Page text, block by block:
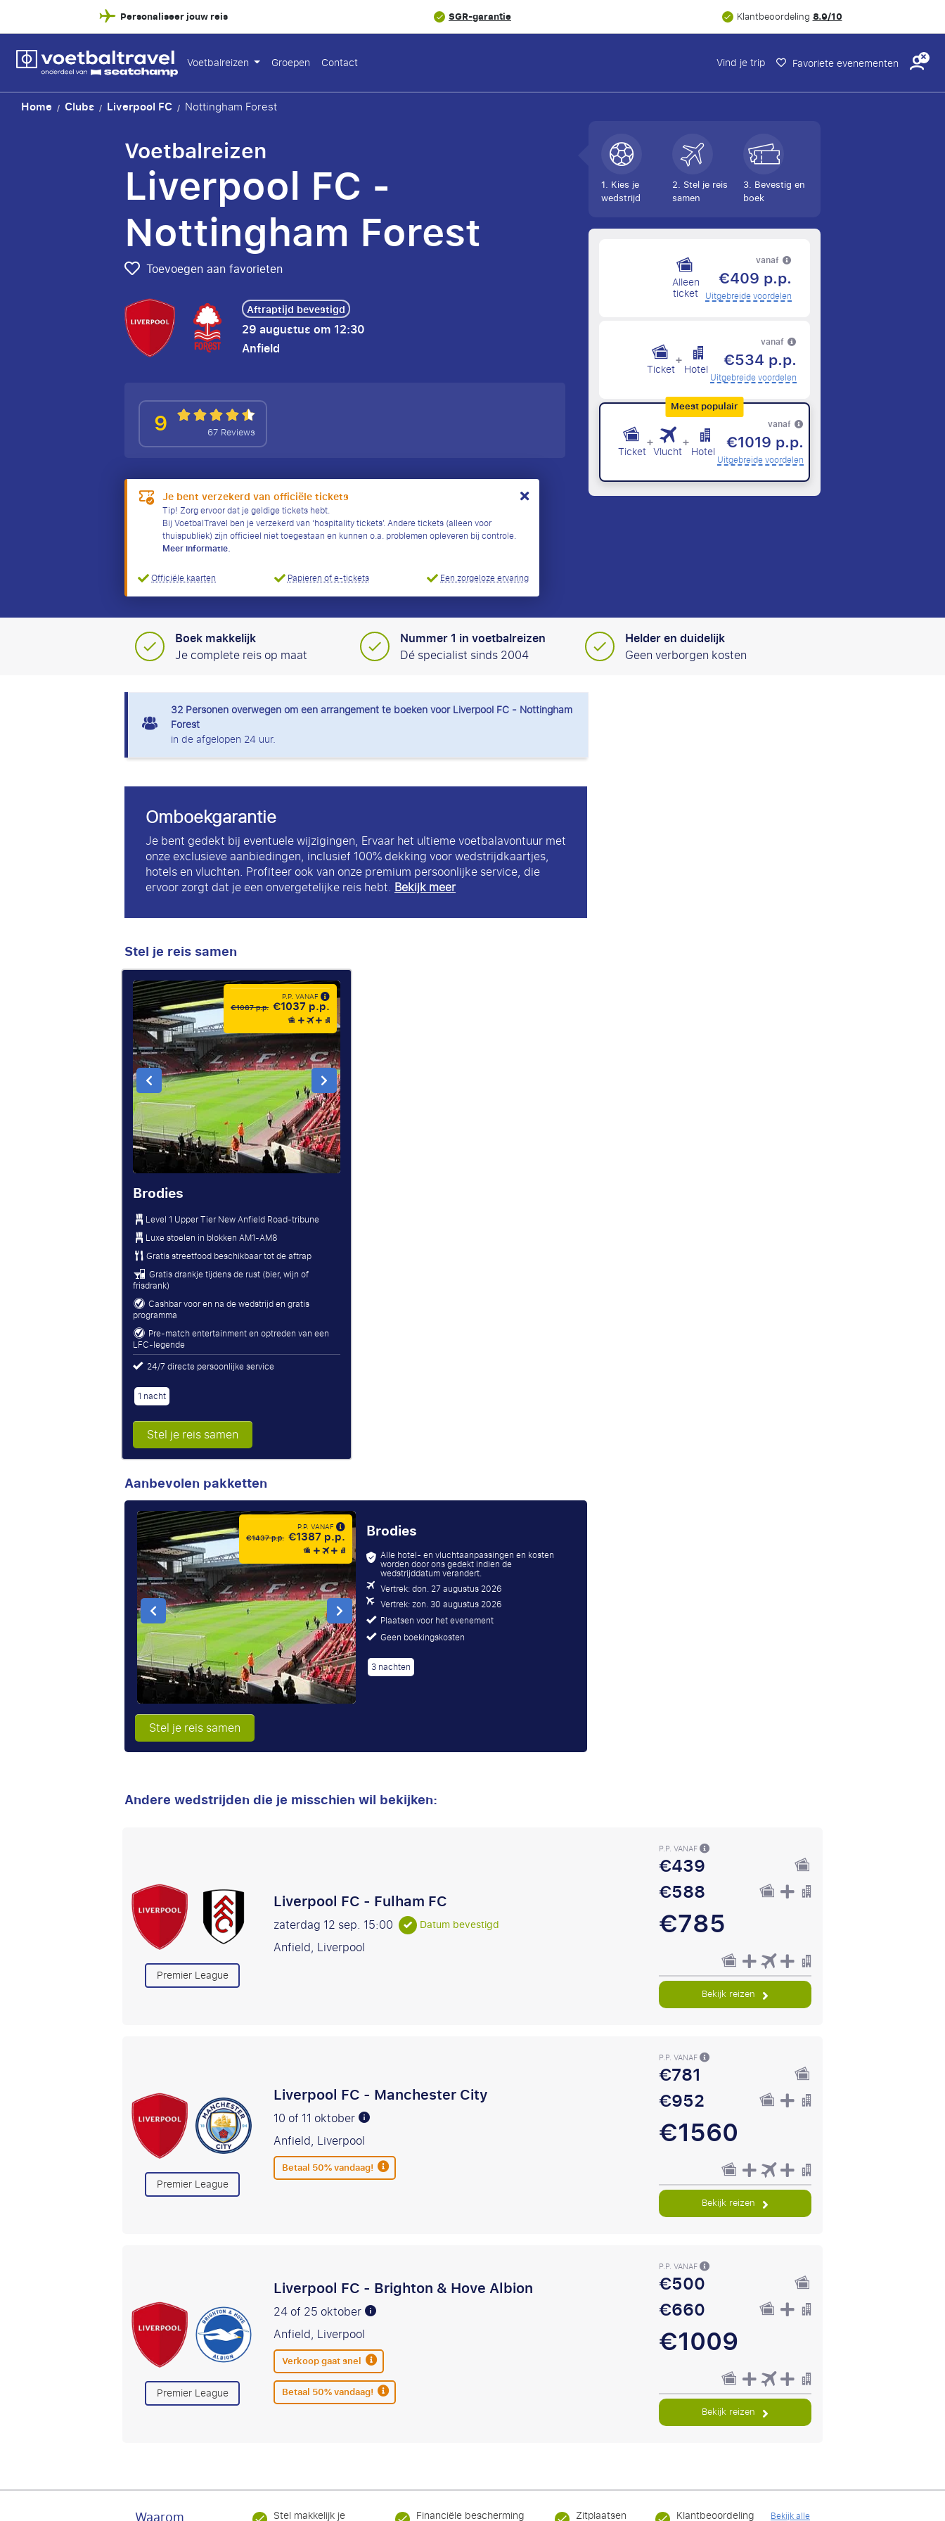
Personaliseer jouw reis SGR-garantie Klantbeoordeling8.9/10
Voetbalreizen Groepen Contact Vind je trip Favoriete evenementen
Home / Clubs / Liverpool FC / Nottingham Forest
Voetbalreizen
Liverpool FC -
Nottingham Forest
Toevoegen aan favorieten
Aftraptijd bevestigd
29 augustus om 12:30
Anfield
9 67 Reviews
Je bent verzekerd van officiële tickets
Tip! Zorg ervoor dat je geldige tickets hebt.
Bij VoetbalTravel ben je verzekerd van ‘hospitality tickets’. Andere tickets (alleen voor
thuispubliek) zijn officieel niet toegestaan en kunnen o.a. problemen opleveren bij controle.
Meer informatie.
Officiële kaarten
Papieren of e-tickets Een zorgeloze ervaring
1. Kies je
wedstrijd
2. Stel je reis
samen
3. Bevestig en
boek
Alleen
ticket
vanaf
€409 p.p.
Uitgebreide voordelen
Ticket+Hotel
vanaf
€534 p.p.
Uitgebreide voordelen
Meest populair
Ticket+Vlucht+Hotel
vanaf
€1019 p.p.
Uitgebreide voordelen
Boek makkelijk
Je complete reis op maat
Nummer 1 in voetbalreizen
Dé specialist sinds 2004
Helder en duidelijk
Geen verborgen kosten
32 Personen overwegen om een arrangement te boeken voor Liverpool FC - Nottingham
Forest
in de afgelopen 24 uur.
Omboekgarantie
Je bent gedekt bij eventuele wijzigingen, Ervaar het ultieme voetbalavontuur met
onze exclusieve aanbiedingen, inclusief 100% dekking voor wedstrijdkaartjes,
hotels en vluchten. Profiteer ook van onze premium persoonlijke service, die
ervoor zorgt dat je een onvergetelijke reis hebt. Bekijk meer
Stel je reis samen
P.P. VANAF
€1087 p.p. €1037 p.p.
Brodies
Level 1 Upper Tier New Anfield Road-tribune
Luxe stoelen in blokken AM1-AM8
Gratis streetfood beschikbaar tot de aftrap
Gratis drankje tijdens de rust (bier, wijn of
frisdrank)
Cashbar voor en na de wedstrijd en gratis
programma
Pre-match entertainment en optreden van een
LFC-legende
24/7 directe persoonlijke service
1 nacht
Stel je reis samen
Aanbevolen pakketten
P.P. VANAF
€1437 p.p. €1387 p.p. Brodies
Alle hotel- en vluchtaanpassingen en kosten
worden door ons gedekt indien de
wedstrijddatum verandert.
Vertrek: don. 27 augustus 2026
Vertrek: zon. 30 augustus 2026
Plaatsen voor het evenement
Geen boekingskosten
3 nachten
Stel je reis samen
Andere wedstrijden die je misschien wil bekijken:
Premier League
Liverpool FC - Fulham FC
zaterdag 12 sep. 15:00 Datum bevestigd
Anfield, Liverpool
P.P. VANAF
€439
€588
€785
Bekijk reizen
Premier League
Liverpool FC - Manchester City
10 of 11 oktober
Anfield, Liverpool
Betaal 50% vandaag!
P.P. VANAF
€781
€952
€1560
Bekijk reizen
Premier League
Liverpool FC - Brighton & Hove Albion
24 of 25 oktober
Anfield, Liverpool
Verkoop gaat snel
Betaal 50% vandaag!
P.P. VANAF
€500
€660
€1009
Bekijk reizen
Stel makkelijk je Financiële bescherming Zitplaatsen Klantbeoordeling Bekijk alle